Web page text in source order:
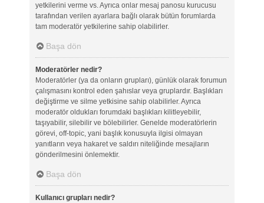
yetkilerini verme vs. Ayrıca onlar mesaj panosu kurucusu
tarafından verilen ayarlara bağlı olarak bütün forumlarda
tam moderatör yetkilerine sahip olabilirler.
Başa dön
Moderatörler nedir?
Moderatörler (ya da onların grupları), günlük olarak forumun
çalışmasını kontrol eden şahıslar veya gruplardır. Başlıkları
değiştirme ve silme yetkisine sahip olabilirler. Ayrıca
moderatör oldukları forumdaki başlıkları kilitleyebilir,
taşıyabilir, silebilir ve bölebilirler. Genelde moderatörlerin
görevi, off-topic, yani başlık konusuyla ilgisi olmayan
yanıtların veya hakaret ve saldırı niteliğinde mesajların
gönderilmesini önlemektir.
Başa dön
Kullanıcı grupları nedir?